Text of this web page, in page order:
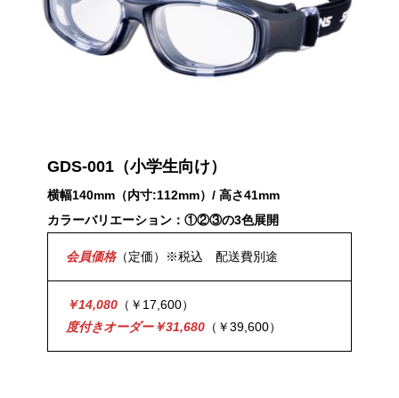
GDS-001（小学生向け）
横幅140mm（内寸:112mm）/ 高さ41mm
カラーバリエーション：①②③の3色展開
会員価格（定価）※税込 配送費別途
￥14,080（￥17,600）
度付きオーダー￥31,680（￥39,600）